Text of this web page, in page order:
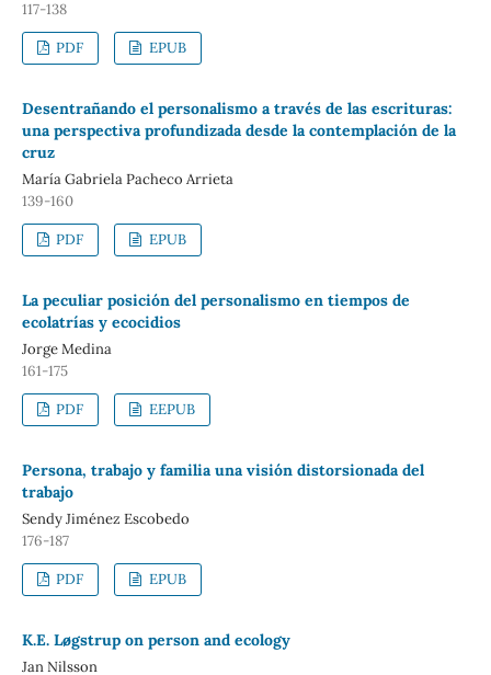
117-138
PDF EPUB
Desentrañando el personalismo a través de las escrituras:
una perspectiva profundizada desde la contemplación de la
cruz
María Gabriela Pacheco Arrieta
139-160
PDF EPUB
La peculiar posición del personalismo en tiempos de
ecolatrías y ecocidios
Jorge Medina
161-175
PDF EEPUB
Persona, trabajo y familia una visión distorsionada del
trabajo
Sendy Jiménez Escobedo
176-187
PDF EPUB
K.E. Løgstrup on person and ecology
Jan Nilsson